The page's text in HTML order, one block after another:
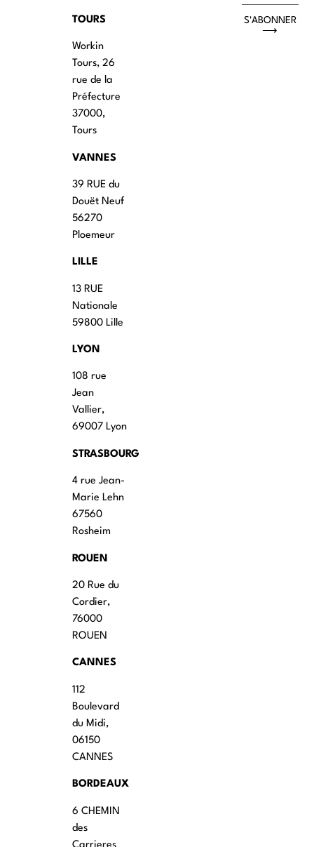
TOURS
Workin
Tours, 26
rue de la
Préfecture
37000,
Tours
VANNES
39 RUE du
Douët Neuf
56270
Ploemeur
LILLE
13 RUE
Nationale
59800 Lille
LYON
108 rue
Jean
Vallier,
69007 Lyon
STRASBOURG
4 rue Jean-
Marie Lehn
67560
Rosheim
ROUEN
20 Rue du
Cordier,
76000
ROUEN
CANNES
112
Boulevard
du Midi,
06150
CANNES
BORDEAUX
6 CHEMIN
des
S'ABONNER
⟶